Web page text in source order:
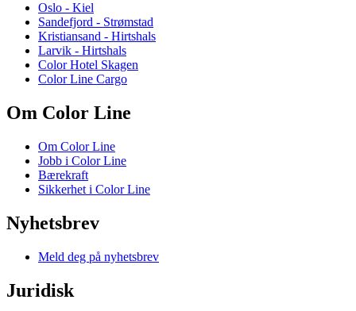
Oslo - Kiel
Sandefjord - Strømstad
Kristiansand - Hirtshals
Larvik - Hirtshals
Color Hotel Skagen
Color Line Cargo
Om Color Line
Om Color Line
Jobb i Color Line
Bærekraft
Sikkerhet i Color Line
Nyhetsbrev
Meld deg på nyhetsbrev
Juridisk